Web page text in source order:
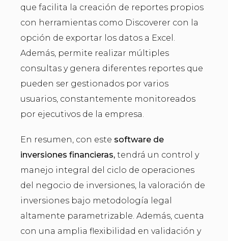
que facilita la creación de reportes propios
con herramientas como Discoverer con la
opción de exportar los datos a Excel.
Además, permite realizar múltiples
consultas y genera diferentes reportes que
pueden ser gestionados por varios
usuarios, constantemente monitoreados
por ejecutivos de la empresa.
En resumen, con este software de
inversiones financieras, tendrá un control y
manejo integral del ciclo de operaciones
del negocio de inversiones, la valoración de
inversiones bajo metodología legal
altamente parametrizable. Además, cuenta
con una amplia flexibilidad en validación y